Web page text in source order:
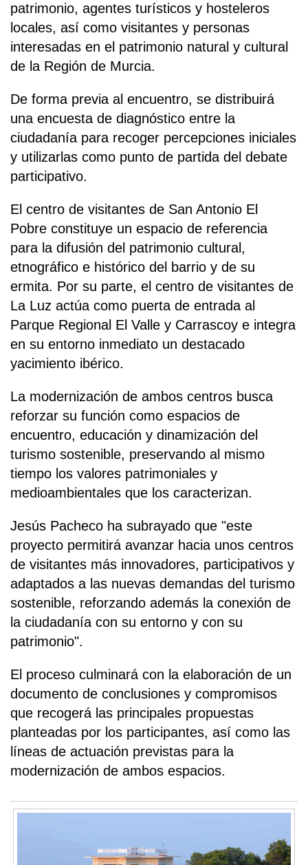
patrimonio, agentes turísticos y hosteleros
locales, así como visitantes y personas
interesadas en el patrimonio natural y cultural
de la Región de Murcia.
De forma previa al encuentro, se distribuirá
una encuesta de diagnóstico entre la
ciudadanía para recoger percepciones iniciales
y utilizarlas como punto de partida del debate
participativo.
El centro de visitantes de San Antonio El
Pobre constituye un espacio de referencia
para la difusión del patrimonio cultural,
etnográfico e histórico del barrio y de su
ermita. Por su parte, el centro de visitantes de
La Luz actúa como puerta de entrada al
Parque Regional El Valle y Carrascoy e integra
en su entorno inmediato un destacado
yacimiento ibérico.
La modernización de ambos centros busca
reforzar su función como espacios de
encuentro, educación y dinamización del
turismo sostenible, preservando al mismo
tiempo los valores patrimoniales y
medioambientales que los caracterizan.
Jesús Pacheco ha subrayado que "este
proyecto permitirá avanzar hacia unos centros
de visitantes más innovadores, participativos y
adaptados a las nuevas demandas del turismo
sostenible, reforzando además la conexión de
la ciudadanía con su entorno y con su
patrimonio".
El proceso culminará con la elaboración de un
documento de conclusiones y compromisos
que recogerá las principales propuestas
planteadas por los participantes, así como las
líneas de actuación previstas para la
modernización de ambos espacios.